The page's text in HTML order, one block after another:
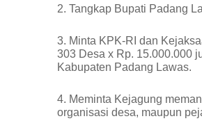
2. Tangkap Bupati Padang
3. Minta KPK-RI dan
303 Desa x Rp. 15.000.000
Kabupaten Padang Lawas.
4. Meminta Kejagung
organisasi desa, maupun